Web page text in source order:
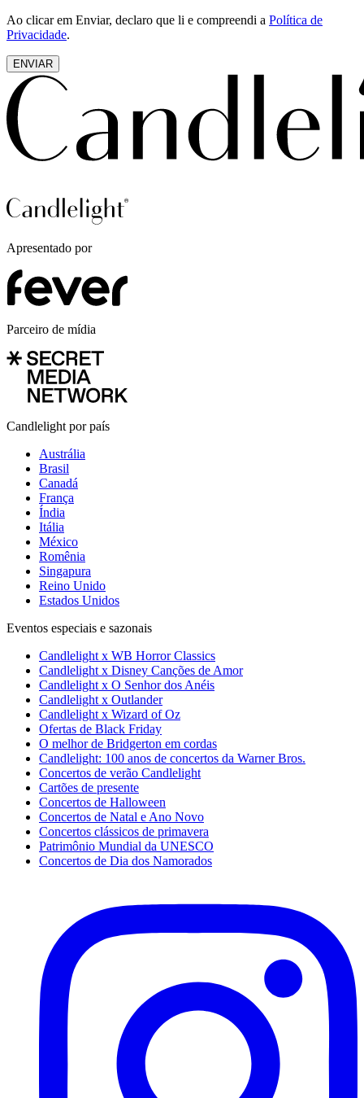
Ao clicar em Enviar, declaro que li e compreendi a Política de
Privacidade.
ENVIAR
Apresentado por
Parceiro de mídia
Candlelight por país
Austrália
Brasil
Canadá
França
Índia
Itália
México
Romênia
Singapura
Reino Unido
Estados Unidos
Eventos especiais e sazonais
Candlelight x WB Horror Classics
Candlelight x Disney Canções de Amor
Candlelight x O Senhor dos Anéis
Candlelight x Outlander
Candlelight x Wizard of Oz
Ofertas de Black Friday
O melhor de Bridgerton em cordas
Candlelight: 100 anos de concertos da Warner Bros.
Concertos de verão Candlelight
Cartões de presente
Concertos de Halloween
Concertos de Natal e Ano Novo
Concertos clássicos de primavera
Patrimônio Mundial da UNESCO
Concertos de Dia dos Namorados